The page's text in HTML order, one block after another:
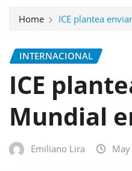
Home ICE plantea
INTERNACIONAL
ICE
Mundial
Emiliano Lira